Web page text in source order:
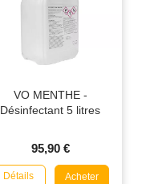
VO MENTHE -
Désinfectant 5 litres
95,90 €
Détails Acheter